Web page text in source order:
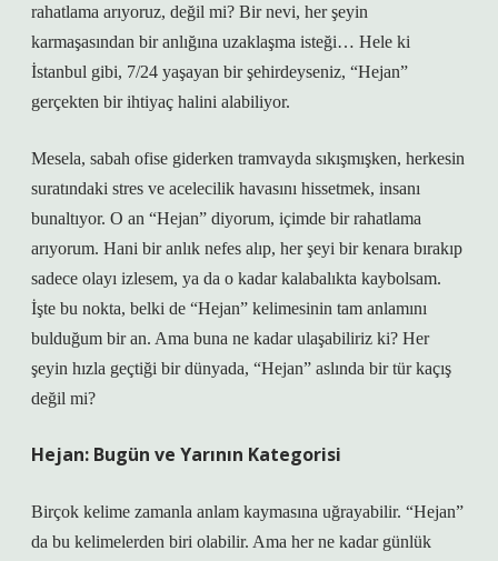
rahatlama arıyoruz, değil mi? Bir nevi, her şeyin
karmaşasından bir anlığına uzaklaşma isteği… Hele ki
İstanbul gibi, 7/24 yaşayan bir şehirdeyseniz, “Hejan”
gerçekten bir ihtiyaç halini alabiliyor.
Mesela, sabah ofise giderken tramvayda sıkışmışken, herkesin
suratındaki stres ve acelecilik havasını hissetmek, insanı
bunaltıyor. O an “Hejan” diyorum, içimde bir rahatlama
arıyorum. Hani bir anlık nefes alıp, her şeyi bir kenara bırakıp
sadece olayı izlesem, ya da o kadar kalabalıkta kaybolsam.
İşte bu nokta, belki de “Hejan” kelimesinin tam anlamını
bulduğum bir an. Ama buna ne kadar ulaşabiliriz ki? Her
şeyin hızla geçtiği bir dünyada, “Hejan” aslında bir tür kaçış
değil mi?
Hejan: Bugün ve Yarının Kategorisi
Birçok kelime zamanla anlam kaymasına uğrayabilir. “Hejan”
da bu kelimelerden biri olabilir. Ama her ne kadar günlük